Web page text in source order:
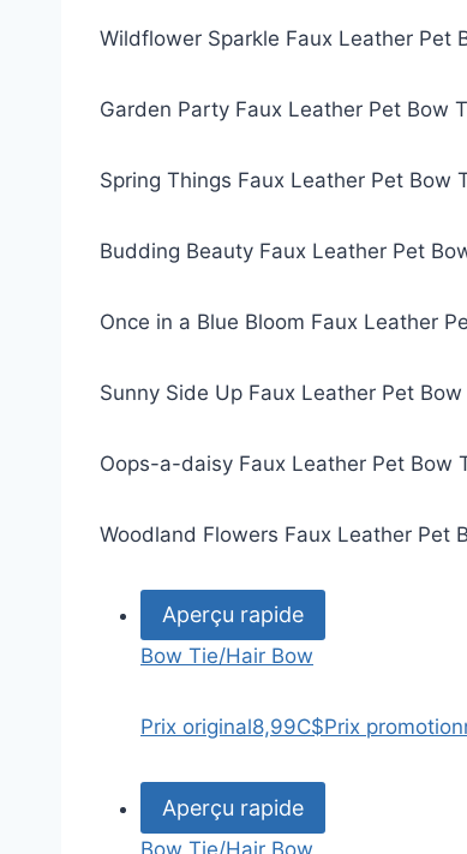
Wildflower Sparkle Faux Leather Pet
Garden Party Faux Leather Pet Bow
Spring Things Faux Leather Pet Bow
Budding Beauty Faux Leather Pet
Once in a Blue Bloom Faux Leather
Sunny Side Up Faux Leather Pet
Oops-a-daisy Faux Leather Pet Bow
Woodland Flowers Faux Leather Pet
Aperçu rapide
Bow Tie/Hair Bow
Prix original8,99C$Prix
Aperçu rapide
Bow Tie/Hair Bow